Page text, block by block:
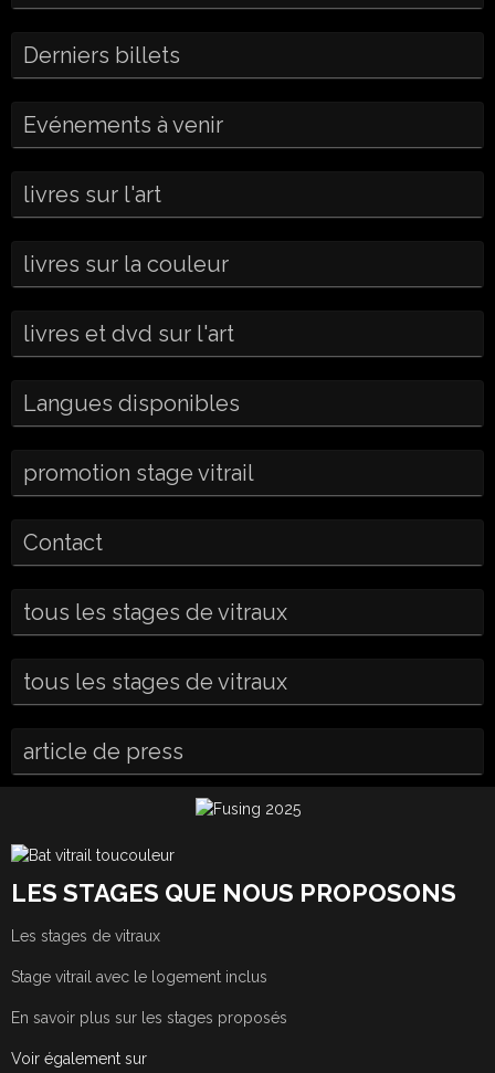
Derniers billets
Evénements à venir
livres sur l'art
livres sur la couleur
livres et dvd sur l'art
Langues disponibles
promotion stage vitrail
Contact
tous les stages de vitraux
tous les stages de vitraux
article de press
LES STAGES QUE NOUS PROPOSONS
Les stages de vitraux
Stage vitrail avec le logement inclus
En savoir plus sur les stages proposés
Voir également sur